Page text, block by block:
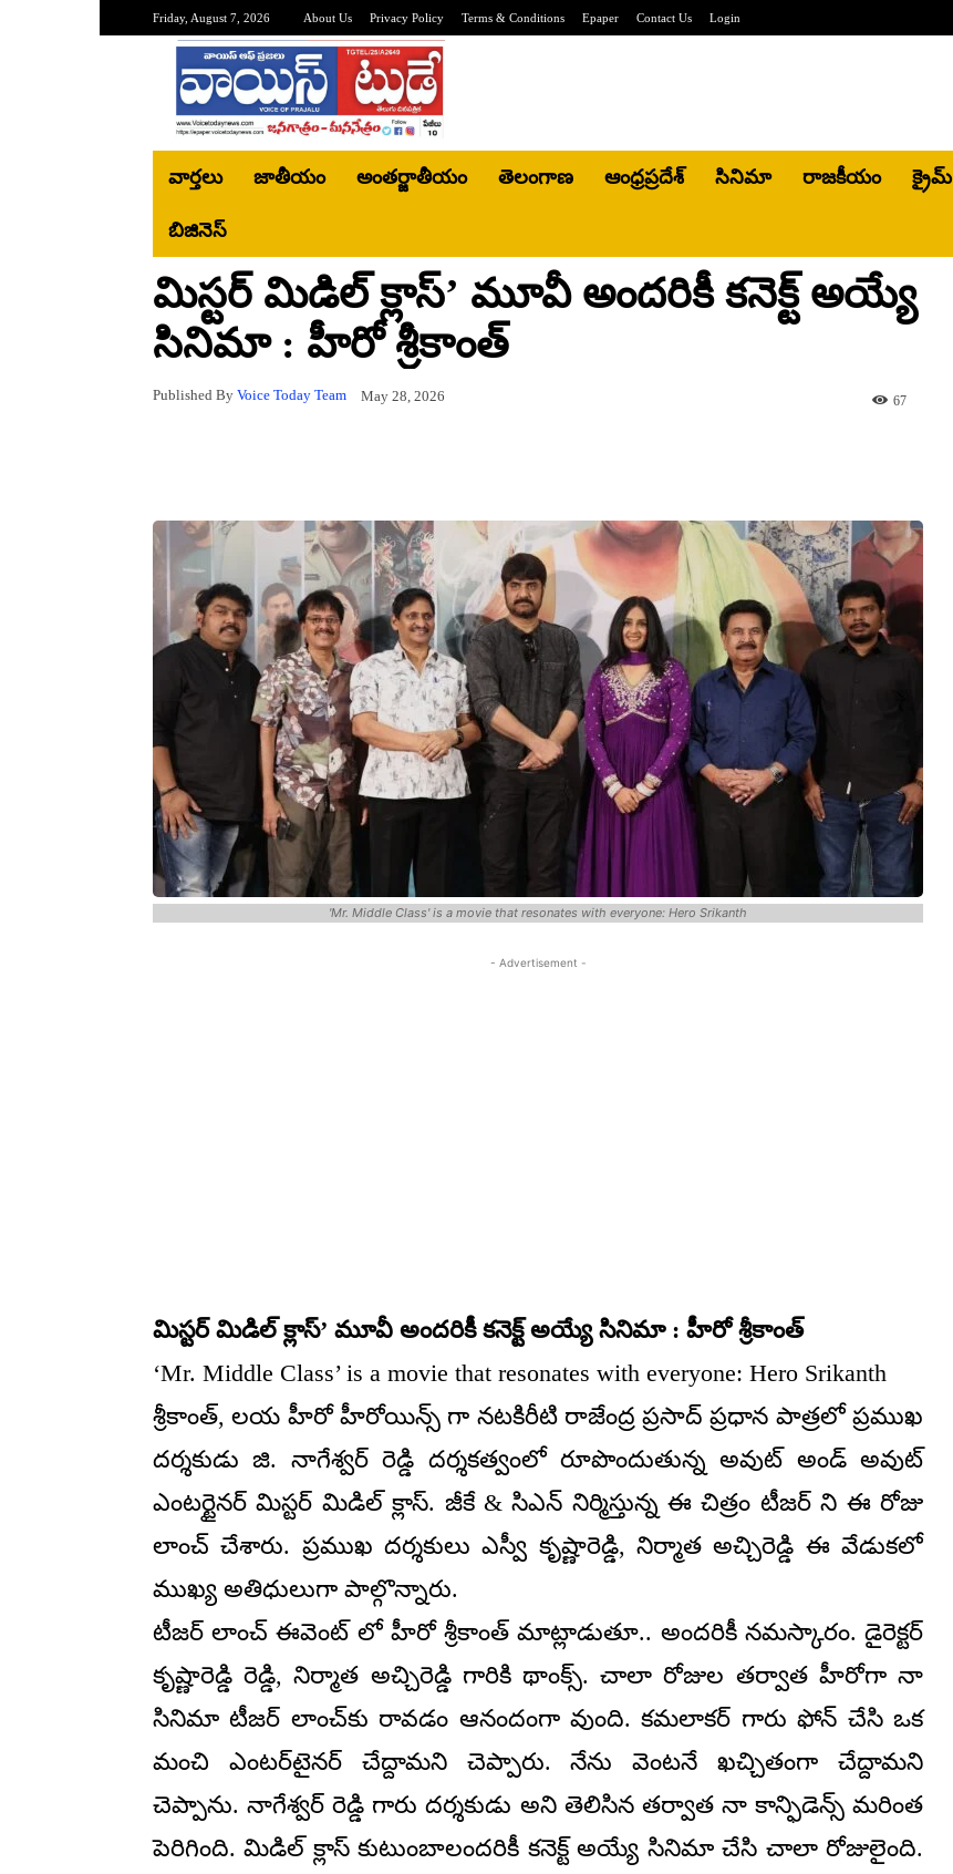
Friday, August 7, 2026 About Us Privacy Policy Terms & Conditions Epaper Contact Us Login
వార్తలు జాతీయం అంతర్జాతీయం తెలంగాణ ఆంధ్రప్రదేశ్ సినిమా రాజకీయం క్రైమ్
బిజినెస్‌
మిస్టర్ మిడిల్ క్లాస్’ మూవీ అందరికీ కనెక్ట్ అయ్యే
సినిమా : హీరో శ్రీకాంత్
Published By Voice Today Team May 28, 2026 67
'Mr. Middle Class' is a movie that resonates with everyone: Hero Srikanth
- Advertisement -
మిస్టర్ మిడిల్ క్లాస్’ మూవీ అందరికీ కనెక్ట్ అయ్యే సినిమా : హీరో శ్రీకాంత్
‘Mr. Middle Class’ is a movie that resonates with everyone: Hero Srikanth
శ్రీకాంత్, లయ హీరో హీరోయిన్స్ గా నటకిరీటి రాజేంద్ర ప్రసాద్ ప్రధాన పాత్రలో ప్రముఖ
దర్శకుడు జి. నాగేశ్వర్ రెడ్డి దర్శకత్వంలో రూపొందుతున్న అవుట్ అండ్ అవుట్
ఎంటర్టైనర్ మిస్టర్ మిడిల్ క్లాస్. జీకే & సిఎన్ నిర్మిస్తున్న ఈ చిత్రం టీజర్ ని ఈ రోజు
లాంచ్ చేశారు. ప్రముఖ దర్శకులు ఎస్వీ కృష్ణారెడ్డి, నిర్మాత అచ్చిరెడ్డి ఈ వేడుకలో
ముఖ్య అతిధులుగా పాల్గొన్నారు.
టీజర్ లాంచ్ ఈవెంట్ లో హీరో శ్రీకాంత్ మాట్లాడుతూ.. అందరికీ నమస్కారం. డైరెక్టర్
కృష్ణారెడ్డి రెడ్డి, నిర్మాత అచ్చిరెడ్డి గారికి థాంక్స్. చాలా రోజుల తర్వాత హీరోగా నా
సినిమా టీజర్ లాంచ్‌కు రావడం ఆనందంగా వుంది. కమలాకర్ గారు ఫోన్ చేసి ఒక
మంచి ఎంటర్‌టైనర్ చేద్దామని చెప్పారు. నేను వెంటనే ఖచ్చితంగా చేద్దామని
చెప్పాను. నాగేశ్వర్ రెడ్డి గారు దర్శకుడు అని తెలిసిన తర్వాత నా కాన్ఫిడెన్స్ మరింత
పెరిగింది. మిడిల్ క్లాస్ కుటుంబాలందరికీ కనెక్ట్ అయ్యే సినిమా చేసి చాలా రోజులైంది.